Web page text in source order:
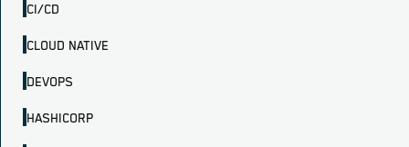
CI/CD
CLOUD NATIVE
DEVOPS
HASHICORP